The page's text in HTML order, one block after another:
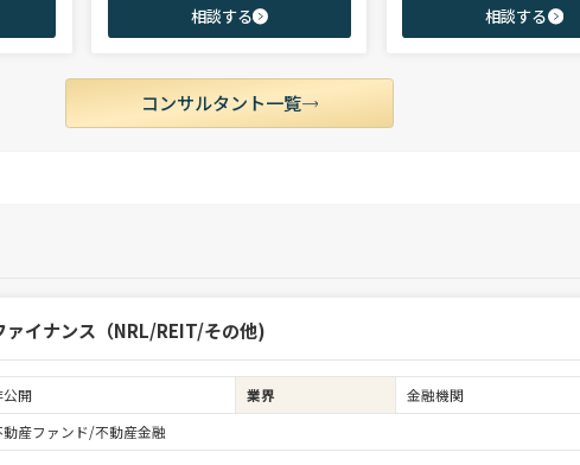
以上の
え、関
験のハイポテンシャル層やさらなるキャリア
ップを狙うミドル～ハイクラス層をご支援。
相談する
豊富な転職支援実績。日系/外資
未経験者を問わず幅広いポジシ
相談する
コンサルタント一覧
ァイナンス（NRL/REIT/その他)
公開 業界
金融機関
動産ファンド/不動産金融